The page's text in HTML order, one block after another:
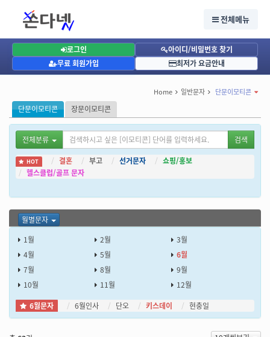
자사이트 - 쏜다넷
문자보내기,문자전송, 문자발송, SMS, LMS, MMS, 문자보내기, 단체문자, 단체문자전송,
단체문자발송,단체문자사이트,문자사이트, 대량문자
문자전송,단체문자빌송,대량문자전송, 웹문자사이트,인터넷,컴퓨터로 문자메세지보내
기,LMS문자,MMS문자,단체문자
전체메뉴
로그인
아이디/비밀번호 찾기
무료 회원가입
최저가 요금안내
Home 일반문자 단문이모티콘
단문이모티콘 장문이모티콘
전체분류 검색
HOT 결혼 부고 선거문자
쇼핑/홍보
헬스클럽/골프 문자
월별문자
1월
2월
3월
4월
5월
6월
7월
8월
9월
10월
11월
12월
6월문자
6월인사 단오 키스데이 현충일